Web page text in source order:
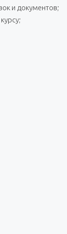
и документов;